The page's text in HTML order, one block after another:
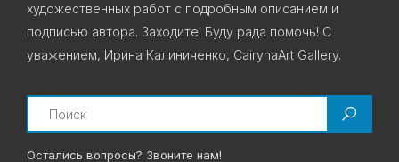
художественных работ с подробным описанием и
подписью автора. Заходите! Буду рада помочь! С
уважением, Ирина Калиниченко, CairynaArt Gallery.
Search
Остались вопросы? Звоните нам!